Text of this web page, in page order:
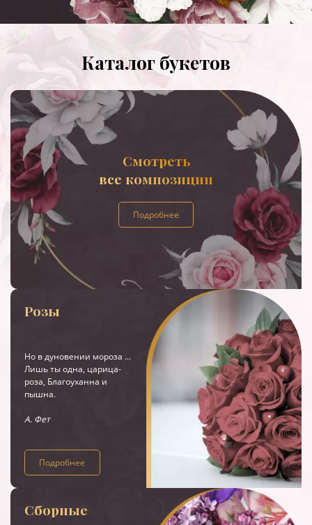
Каталог букетов
Смотреть
все композиции
Подробнее
Розы
Но в дуновении мороза ...
Лишь ты одна, царица-
роза, Благоуханна и
пышна.
А. Фет
Подробнее
Сборные